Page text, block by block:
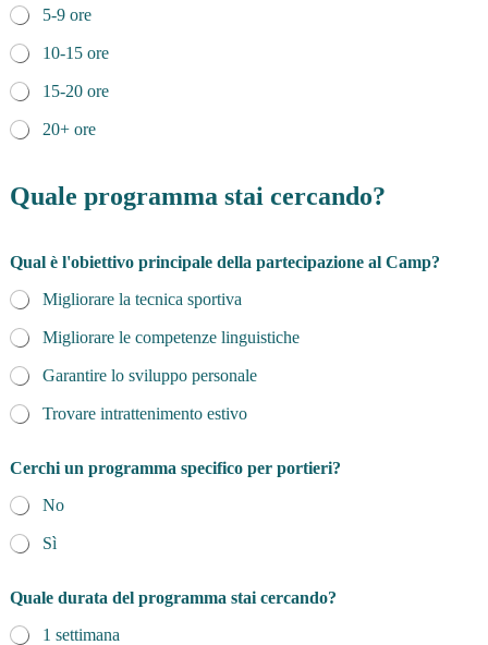
5-9 ore
10-15 ore
15-20 ore
20+ ore
Q
u
d
o
Quale programma stai cercando?
Qual è l'obiettivo principale della partecipazione al Camp?
Migliorare la tecnica sportiva
Migliorare le competenze linguistiche
Garantire lo sviluppo personale
Trovare intrattenimento estivo
Cerchi un programma specifico per portieri?
No
Sì
Quale durata del programma stai cercando?
1 settimana